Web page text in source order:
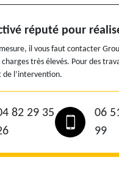
réputé pour
il vous faut contacter
très élevés. Pour des
de l’intervention.
82 29 35
06
99